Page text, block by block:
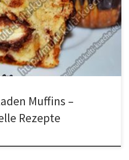
Zubereitung für die Muffins Als
hacken. Nun aus Butter, Eiern ,
und Vanillezucker einen
Muffins –
Rezepte